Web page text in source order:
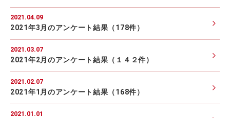
2021.04.09
2021年3月のアンケート結果（178件）
2021.03.07
2021年2月のアンケート結果（１４２件）
2021.02.07
2021年1月のアンケート結果（168件）
2021.01.01